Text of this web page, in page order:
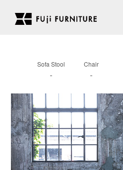
Sofa Stool Chair